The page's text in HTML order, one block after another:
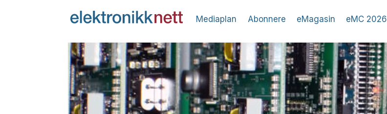
Mediaplan Abonnere eMagasin eMC 2026